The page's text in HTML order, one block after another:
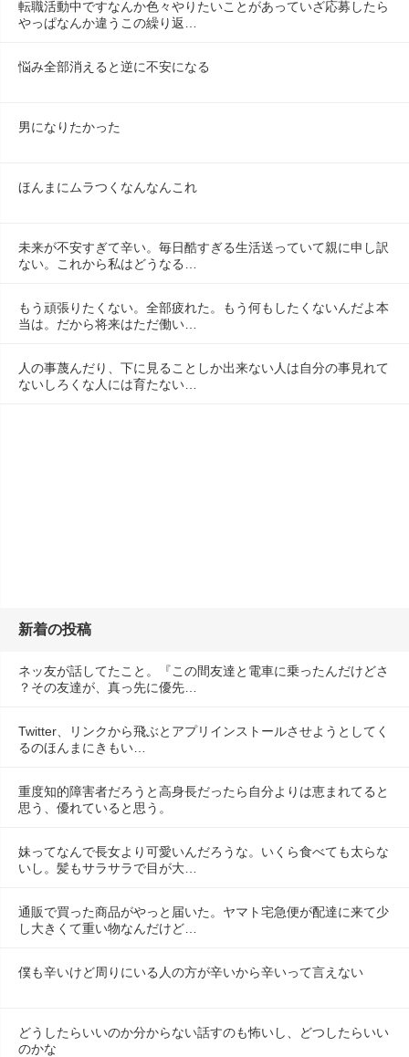
転職活動中ですなんか色々やりたいことがあっていざ応募したら
やっぱなんか違うこの繰り返…
悩み全部消えると逆に不安になる
男になりたかった
ほんまにムラつくなんなんこれ
未来が不安すぎて辛い。毎日酷すぎる生活送っていて親に申し訳
ない。これから私はどうなる…
もう頑張りたくない。全部疲れた。もう何もしたくないんだよ本
当は。だから将来はただ働い…
人の事蔑んだり、下に見ることしか出来ない人は自分の事見れて
ないしろくな人には育たない…
新着の投稿
ネッ友が話してたこと。『この間友達と電車に乗ったんだけどさ
？その友達が、真っ先に優先…
Twitter、リンクから飛ぶとアプリインストールさせようとしてく
るのほんまにきもい…
重度知的障害者だろうと高身長だったら自分よりは恵まれてると
思う、優れていると思う。
妹ってなんで長女より可愛いんだろうな。いくら食べても太らな
いし。髪もサラサラで目が大…
通販で買った商品がやっと届いた。ヤマト宅急便が配達に来て少
し大きくて重い物なんだけど…
僕も辛いけど周りにいる人の方が辛いから辛いって言えない
どうしたらいいのか分からない話すのも怖いし、どつしたらいい
のかな